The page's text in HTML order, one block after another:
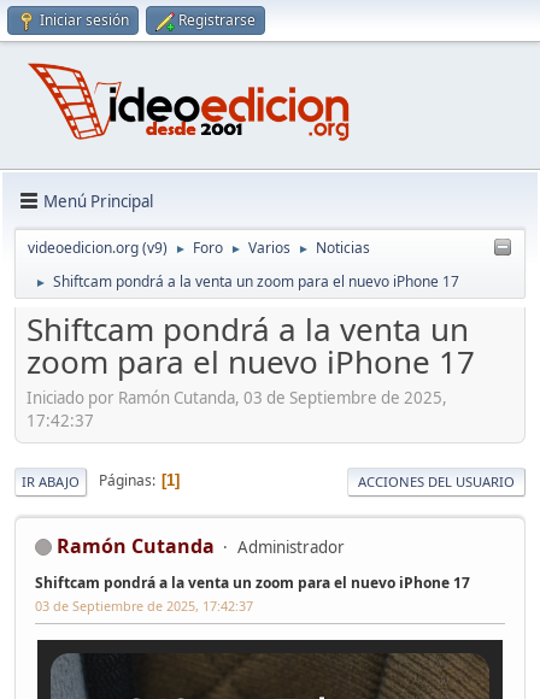
Iniciar sesión Registrarse
Menú Principal
videoedicion.org (v9) ► Foro ► Varios ► Noticias
► Shiftcam pondrá a la venta un zoom para el nuevo iPhone 17
Shiftcam pondrá a la venta un
zoom para el nuevo iPhone 17
Iniciado por Ramón Cutanda, 03 de Septiembre de 2025,
17:42:37
IR ABAJO Páginas 1 ACCIONES DEL USUARIO
Ramón Cutanda Administrador
Shiftcam pondrá a la venta un zoom para el nuevo iPhone 17
03 de Septiembre de 2025, 17:42:37